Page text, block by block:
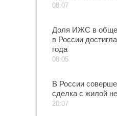
08:07
Доля ИЖС в
в России
года
08:05
В России
сделка с жилой
20:07